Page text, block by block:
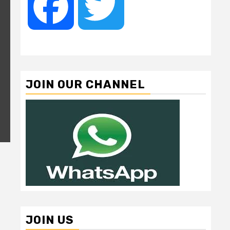
Facebook
JOIN OUR CHANNEL
JOIN US